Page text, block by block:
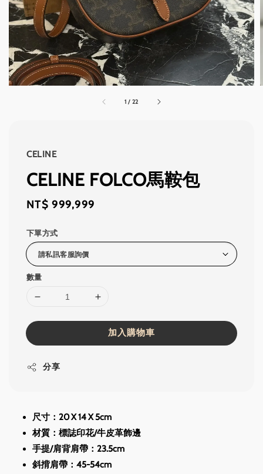
1 / 22
CELINE
CELINE FOLCO馬鞍包
Regular
NT$ 999,999
下單方式
數量
加入購物車
分享
尺寸：20 X 14 X 5cm
材質：標誌印花/牛皮革飾邊
手提/肩背肩帶：23.5cm
斜揹肩帶：45-54cm